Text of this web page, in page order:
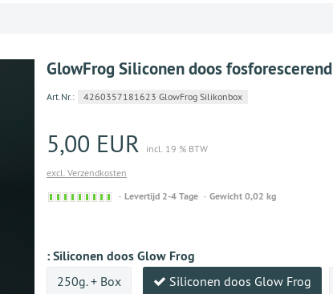
GlowFrog Siliconen doos fosforescerend
Art.Nr.: 4260357181623 GlowFrog Silikonbox
5,00 EUR
incl. 19 % BTW
excl. Verzendkosten
Sofort
Levertijd 2-4 Tage Gewicht 0,02 kg
:Siliconen doos Glow Frog
250g. + Box Siliconen doos Glow Frog